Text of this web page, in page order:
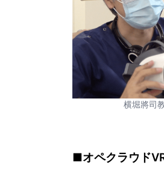
横堀將司
■オペクラウド